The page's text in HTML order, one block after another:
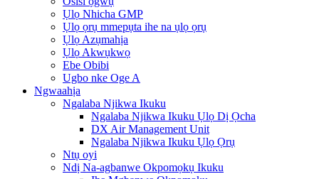
Ụlọ Nhicha GMP
Ụlọ ọrụ mmepụta ihe na ụlọ ọrụ
Ụlọ Azụmahịa
Ụlọ Akwụkwọ
Ebe Obibi
Ugbo nke Oge A
Ngwaahịa
Ngalaba Njikwa Ikuku
Ngalaba Njikwa Ikuku Ụlọ Dị Ọcha
DX Air Management Unit
Ngalaba Njikwa Ikuku Ụlọ Ọrụ
Ntụ oyi
Ndị Na-agbanwe Okpomọkụ Ikuku